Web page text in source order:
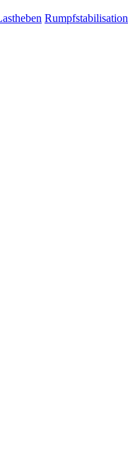
Rumpfstabilisation